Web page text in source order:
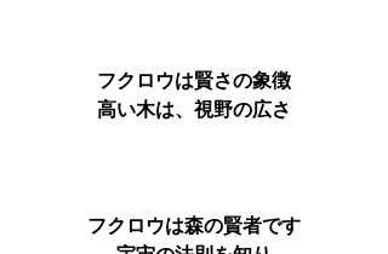
フクロウは賢さの象徴
高い木は、視野の広さ
フクロウは森の賢者です